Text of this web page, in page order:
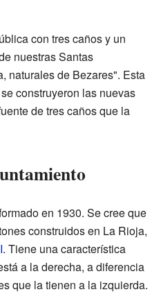
con tres caños y un
nuestras Santas
naturales de Bezares". Esta
construyeron las nuevas
de tres caños que la
en 1930. Se cree que
construidos en La Rioja,
. Tiene una característica
a la derecha, a diferencia
que la tienen a la izquierda.